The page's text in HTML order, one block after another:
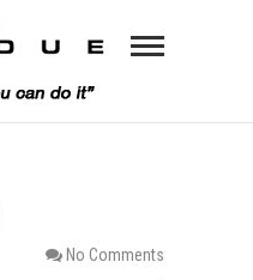
No Comments